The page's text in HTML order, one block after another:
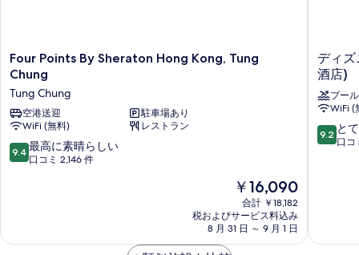
写
真
を
表
示
す
Four
Points
Sheraton
Hong
Kong,
Tung
Chung
Four Points By Sheraton Hong Kong, Tung
Chung
Tung Chung
空港送迎
駐車場あり
WiFi (無料)
レストラン
10
段
に
9.4 最高に素晴らしい
口コミ 2,146 件
現
在
の
料
金
￥16,090
合計 ￥18,182
税およびサービス料込み
8 月 31 日 ～ 9 月 1 日
デ
ィ
ズ
ニ
ー・
ハ
リ
(迪
ディ
酒店)
プール
WiFi (
10
段
素
9.2 と
口コ